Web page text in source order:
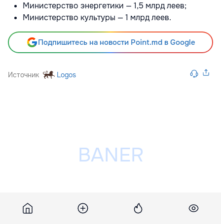
Министерство энергетики — 1,5 млрд леев;
Министерство культуры — 1 млрд леев.
Подпишитесь на новости Point.md в Google
Источник Logos